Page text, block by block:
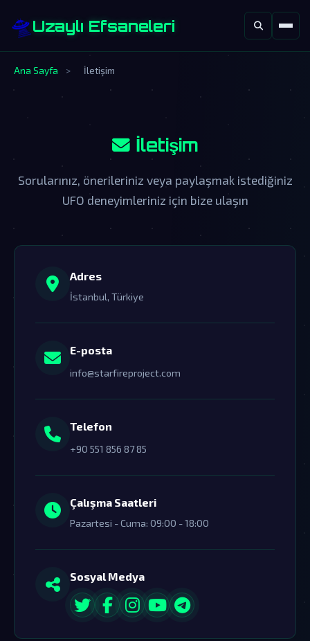
🛸Uzaylı Efsaneleri
Ana Sayfa > İletişim
İletişim
Sorularınız, önerileriniz veya paylaşmak istediğiniz
UFO deneyimleriniz için bize ulaşın
Adres
İstanbul, Türkiye
E-posta
info@starfireproject.com
Telefon
+90 551 856 87 85
Çalışma Saatleri
Pazartesi - Cuma: 09:00 - 18:00
Sosyal Medya